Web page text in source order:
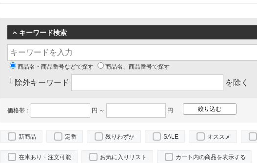
キーワード検索
商品名・商品番号などで探す 商品名、商品番号で探す
└ 除外キーワード を除く
価格帯： 円 ～ 円
新商品 定番 残りわずか SALE オススメ
在庫あり・注文可能 お気に入りリスト カート内の商品を表示する